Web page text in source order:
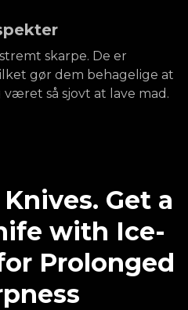
skarpe. De er
gør dem behagelige at
så sjovt at lave mad.
Get a
with Ice-
Prolonged